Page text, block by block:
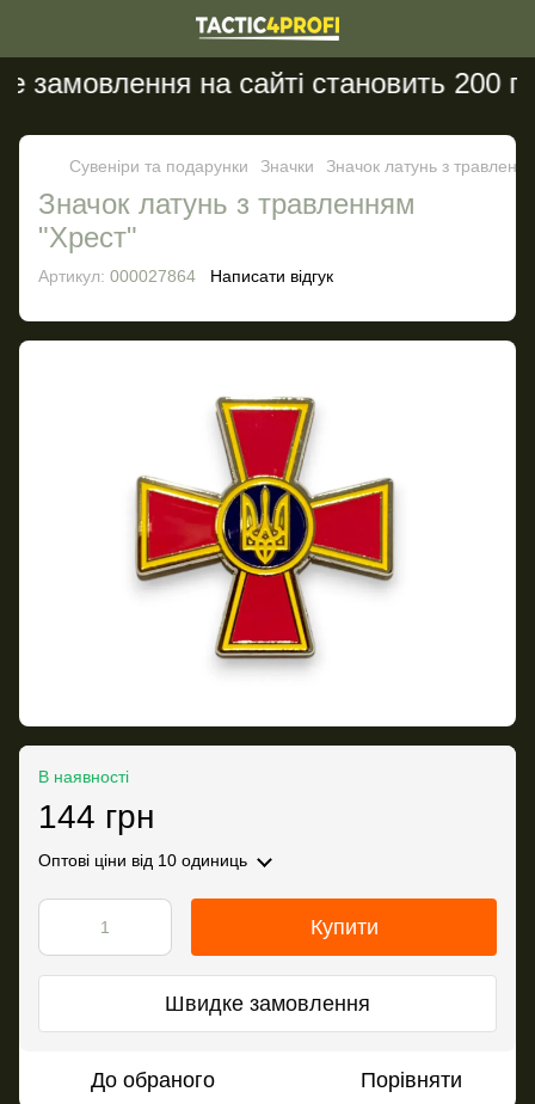
на сайті становить 200 грн
Сувеніри та подарунки Значки Значок латунь з
Значок латунь з травленням
"Хрест"
Артикул: 000027864 Написати відгук
В наявності
144 грн
Оптові ціни від 10 одиниць
Купити
Швидке замовлення
До обраного Порівняти